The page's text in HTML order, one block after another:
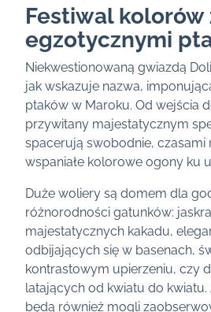
Festiwal kolorów
egzotycznymi
Niekwestionowaną gwiazdą
jak wskazuje nazwa,
ptaków w Maroku. Od wejścia
przywitany majestatycznym
spacerują swobodnie, czasami
wspaniałe kolorowe ogony ku
Duże woliery są domem dla
różnorodności gatunków:
majestatycznych kakadu,
odbijających się w basenach,
kontrastowym upierzeniu, czy
latających od kwiatu do
będą również mogli